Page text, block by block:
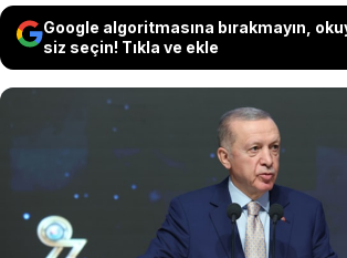
Google algoritmasına bırakmayın,
siz seçin! Tıkla ve ekle
Cumhurbaşkanı Recep
"İsrail'in ülkemizdeki
ortaya çıkaran